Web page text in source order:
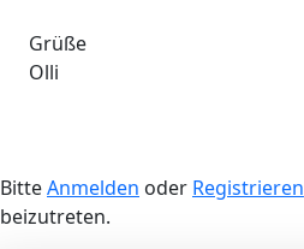
Grüße
Olli
BitteAnmelden oder Registrieren
beizutreten.